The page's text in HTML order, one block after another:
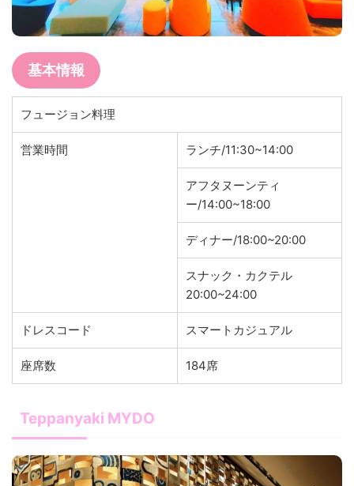
基本情報
フュージョン料理
営業時間 ランチ/11:30~14:00
アフタヌーンティ
ー/14:00~18:00
ディナー/18:00~20:00
スナック・カクテル
20:00~24:00
ドレスコード スマートカジュアル
座席数 184席
Teppanyaki MYDO